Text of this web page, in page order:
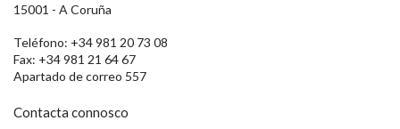
15001 - A Coruña
Teléfono: +34 981 20 73 08
Fax: +34 981 21 64 67
Apartado de correo 557
Contacta connosco